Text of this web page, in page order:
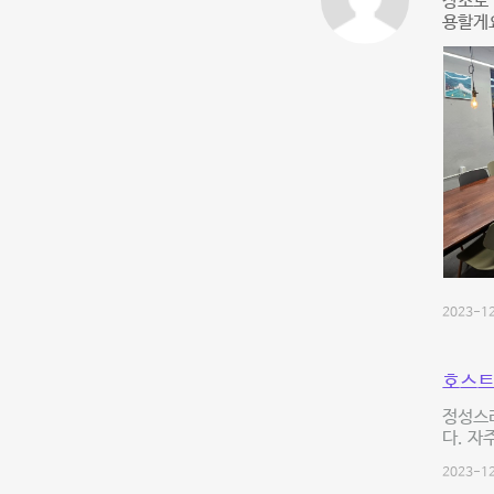
용할
2023-
호스
정성스
다. 자
2023-